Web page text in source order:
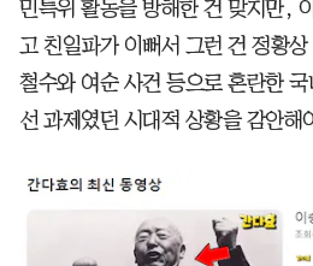
민특위 활동을 방해한 건 맞지만,
고 친일파가 이뻐서 그런 건 정황
철수와 여순 사건 등으로 혼란한
선 과제였던 시대적 상황을 감안해